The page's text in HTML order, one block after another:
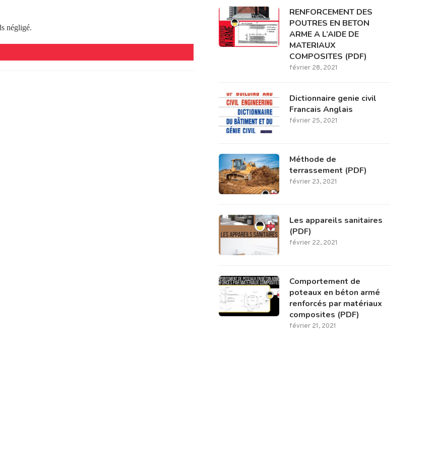
négligé.
RENFORCEMENT DES
POUTRES EN BETON
ARME A L’AIDE DE
MATERIAUX
COMPOSITES (PDF)
février 28, 2021
Dictionnaire genie civil
Francais Anglais
février 25, 2021
Méthode de
terrassement (PDF)
février 23, 2021
Les appareils sanitaires
(PDF)
février 22, 2021
Comportement de
poteaux en béton armé
renforcés par matériaux
composites (PDF)
février 21, 2021